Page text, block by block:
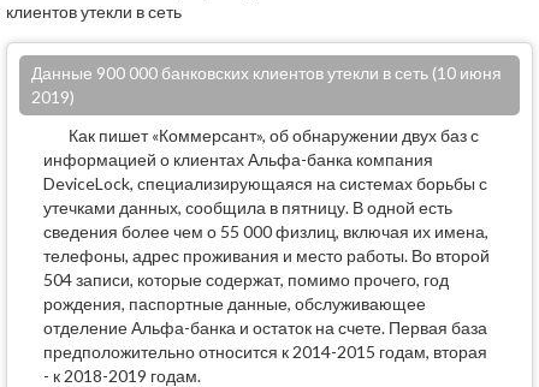
клиентов утекли в сеть
Данные 900 000 банковских клиентов утекли в сеть (10 июня
2019)
Как пишет «Коммерсант», об обнаружении двух баз с
информацией о клиентах Альфа-банка компания
DeviceLock, специализирующаяся на системах борьбы с
утечками данных, сообщила в пятницу. В одной есть
сведения более чем о 55 000 физлиц, включая их имена,
телефоны, адрес проживания и место работы. Во второй
504 записи, которые содержат, помимо прочего, год
рождения, паспортные данные, обслуживающее
отделение Альфа-банка и остаток на счете. Первая база
предположительно относится к 2014-2015 годам, вторая
- к 2018-2019 годам.